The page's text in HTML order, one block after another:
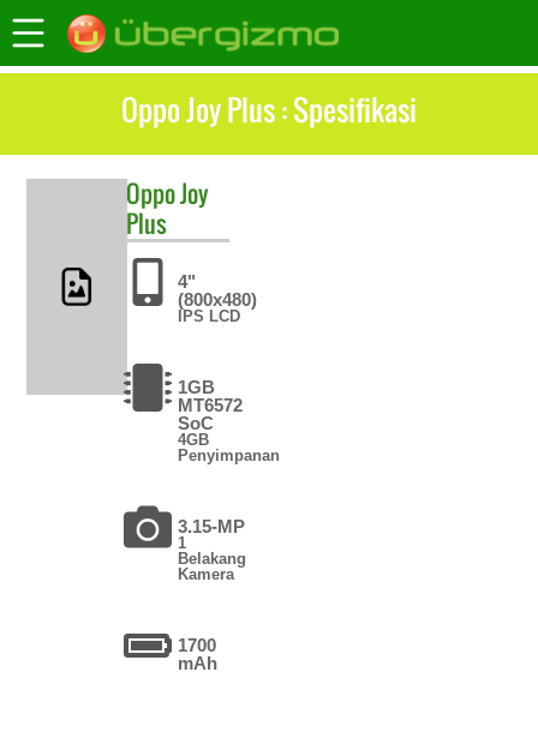
Oppo Joy Plus : Spesifikasi
OppoJoy
Plus
4"
(800x480)
IPS LCD
1GB
MT6572
SoC
4GB
Penyimpanan
3.15-MP
1
Belakang
Kamera
1700
mAh